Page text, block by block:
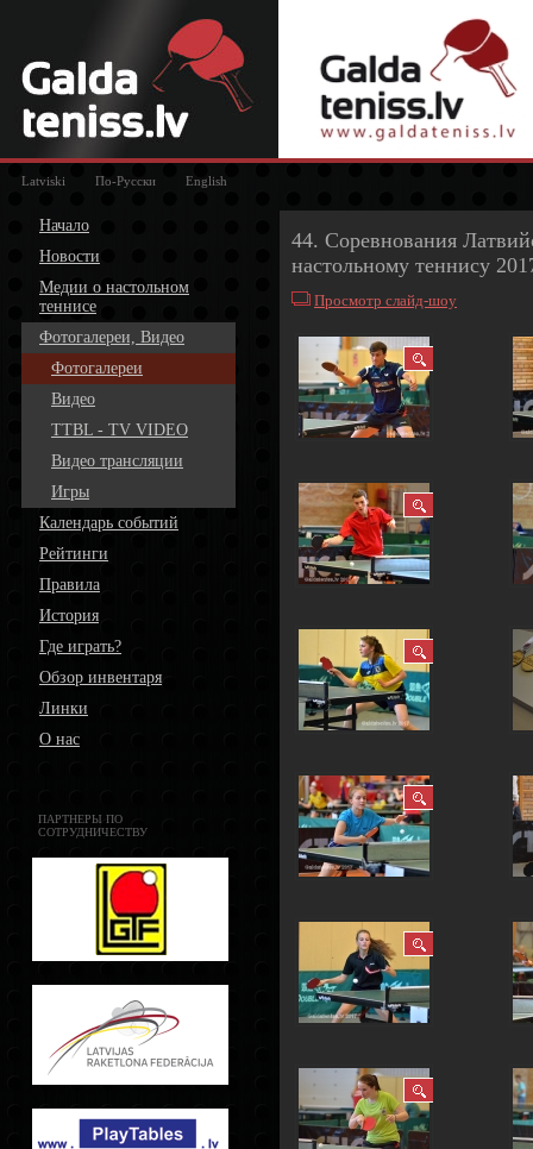
Latviski По-Русски English
Начало
Новости
Медии о настольном
теннисе
Фотогалереи, Видео
Фотогалереи
Видео
TTBL - TV VIDEO
Видео трансляции
Игры
Календарь событий
Рейтинги
Правила
История
Где играть?
Обзор инвентаря
Линки
О нас
ПАРТНЕРЫ ПО
СОТРУДНИЧЕСТВУ
44. Соревнования
настольному теннису
Просмотр слайд-шоу